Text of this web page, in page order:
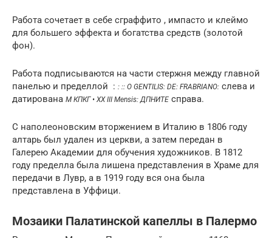
Работа сочетает в себе сграффито , импасто и клеймо
для большего эффекта и богатства средств (золотой
фон).
Работа подписываются на части стержня между главной
панелью и пределлой : : :: О GENTILIS: DE: FRABRIANO: слева и
датирована M КПКГ • XX III Mensis: ДПНИТЕ справа.
С наполеоновским вторжением в Италию в 1806 году
алтарь был удален из церкви, а затем передан в
Галерею Академии для обучения художников. В 1812
году пределла была лишена представления в Храме для
передачи в Лувр, а в 1919 году вся она была
представлена ​​в Уффици.
Мозаики Палатинской капеллы в Палермо